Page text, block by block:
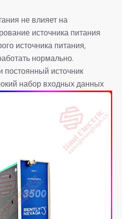
не влияет на
источника питания
источника питания,
нормально.
источник
набор входных данных